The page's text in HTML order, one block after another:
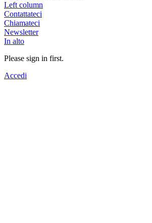
Left column
Contattateci
Chiamateci
Newsletter
In alto
Please sign in first.
Accedi